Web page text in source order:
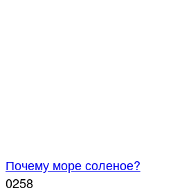
Почему море соленое?
0258